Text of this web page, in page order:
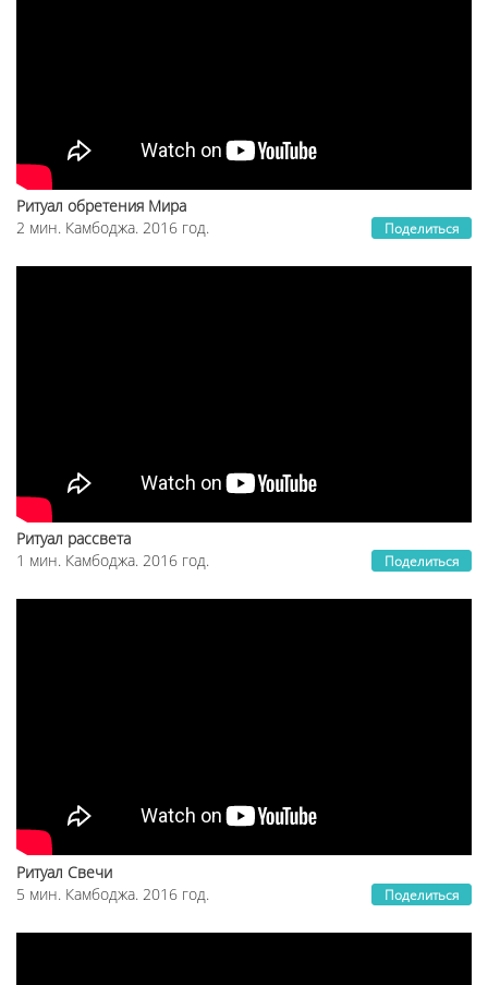
Поделиться
Ритуал обретения Мира
2 мин. Камбоджа. 2016 год.
Поделиться
Ритуал рассвета
1 мин. Камбоджа. 2016 год.
Поделиться
Ритуал Свечи
5 мин. Камбоджа. 2016 год.